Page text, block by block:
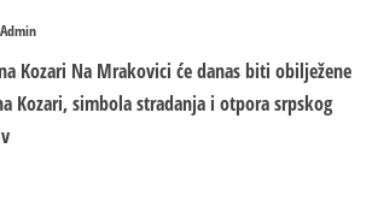
Kozari Na Mrakovici će danas biti obilježene
Kozari, simbola stradanja i otpora srpskog